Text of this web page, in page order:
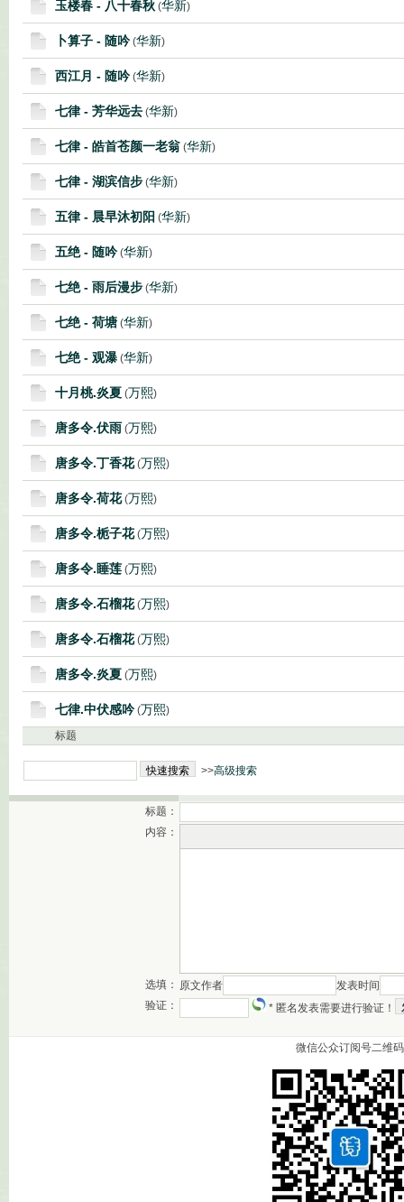
玉楼春 - 八十春秋 (华新)
卜算子 - 随吟(华新)
西江月 - 随吟(华新)
七律 - 芳华远去 (华新)
七律 - 皓首苍颜一老翁 (华新)
七律 - 湖滨信步 (华新)
五律 - 晨早沐初阳 (华新)
五绝 - 随吟(华新)
七绝 - 雨后漫步 (华新)
七绝 - 荷塘 (华新)
七绝 - 观瀑 (华新)
十月桃.炎夏 (万熙)
唐多令.伏雨 (万熙)
唐多令.丁香花(万熙)
唐多令.荷花(万熙)
唐多令.栀子花(万熙)
唐多令.睡莲 (万熙)
唐多令.石榴花(万熙)
唐多令.石榴花(万熙)
唐多令.炎夏 (万熙)
七律.中伏感吟(万熙)
标题
>>高级搜索
标题：
内容：
选填： 原文作者
发表时间
验证：
* 匿名发表需要进行验证！
微信公众订阅号二维码